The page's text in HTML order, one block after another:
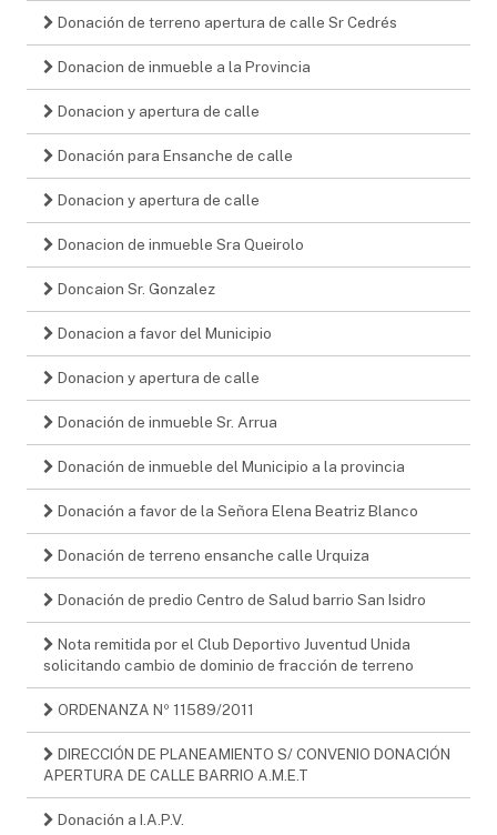
Donación de terreno apertura de calle Sr Cedrés
Donacion de inmueble a la Provincia
Donacion y apertura de calle
Donación para Ensanche de calle
Donacion y apertura de calle
Donacion de inmueble Sra Queirolo
Doncaion Sr. Gonzalez
Donacion a favor del Municipio
Donacion y apertura de calle
Donación de inmueble Sr. Arrua
Donación de inmueble del Municipio a la provincia
Donación a favor de la Señora Elena Beatriz Blanco
Donación de terreno ensanche calle Urquiza
Donación de predio Centro de Salud barrio San Isidro
Nota remitida por el Club Deportivo Juventud Unida
solicitando cambio de dominio de fracción de terreno
ORDENANZA Nº 11589/2011
DIRECCIÓN DE PLANEAMIENTO S/ CONVENIO DONACIÓN
APERTURA DE CALLE BARRIO A.M.E.T
Donación a I.A.P.V.